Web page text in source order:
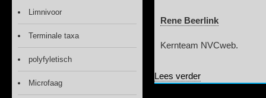
Rene Beerlink
Kernteam NVCweb.
Lees verder
Limnivoor
Terminale taxa
polyfyletisch
Microfaag